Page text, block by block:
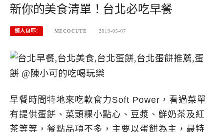
新你的美食清單！台北必吃早餐
懶人包耶! MECOCUTE 2019-05-07
早餐時間特地來吃軟食力Soft Power，看過菜單
有提供蛋餅、菜頭粿小點心、豆漿、鮮奶茶及紅
茶等等，餐點品項不多，主要以蛋餅為主，最特